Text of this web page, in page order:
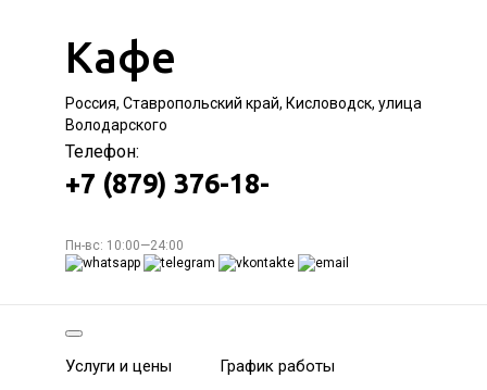
Кафе
Россия, Ставропольский край, Кисловодск, улица
Володарского
Телефон:
+7 (879) 376-18-
Пн-вс: 10:00—24:00
Услуги и цены График работы